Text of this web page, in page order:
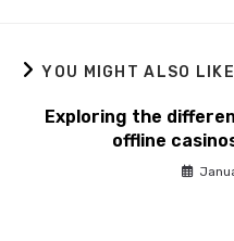
YOU MIGHT ALSO LIKE
Exploring the
offline